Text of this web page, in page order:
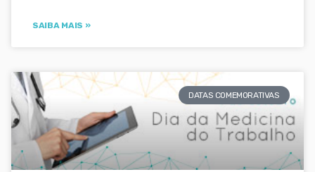
SAIBA MAIS »
DATAS COMEMORATIVAS